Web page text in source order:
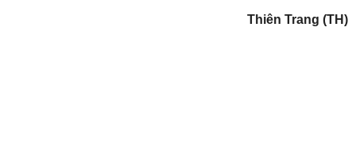
Thiên Trang (TH)